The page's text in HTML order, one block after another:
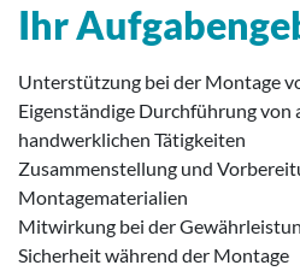
Ihr
Unterstützung bei der Montage
Eigenständige Durchführung von
handwerklichen Tätigkeiten
Zusammenstellung und
Montagematerialien
Mitwirkung bei der
Sicherheit während der Montage